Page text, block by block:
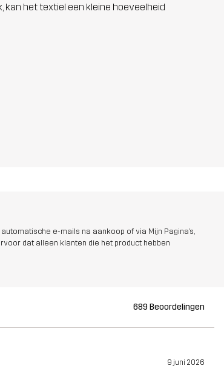
kan het textiel een kleine hoeveelheid
e-mails na aankoop of via Mijn Pagina's,
dat alleen klanten die het product hebben
689 Beoordelingen
9 juni 2026